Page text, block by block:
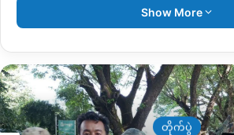
ချထားရေးဌာနက ထုတ်ပြန်ထားသည်။
မှုများနှင့် အစိုးရ၏ ပြန်လည်နေရာချထားရေ
လုပ်ငန်းများကို အသေးစိတ်မသိရသေးကြော
စာနာထောက်ထားမှုအဖွဲ့ KHCC ဘက် မှ သိ
Show More
တိုက်ပွဲ